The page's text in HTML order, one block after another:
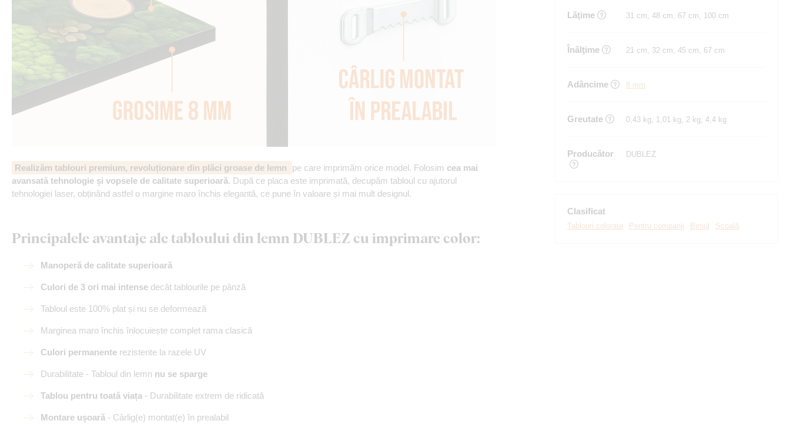
Realizăm tablouri premium, revoluționare din plăci groase de lemn pe care imprimăm orice model. Folosim cea mai
avansată tehnologie și vopsele de calitate superioară. După ce placa este imprimată, decupăm tabloul cu ajutorul
tehnologiei laser, obținând astfel o margine maro închis elegantă, ce pune în valoare și mai mult designul.
Principalele avantaje ale tabloului din lemn DUBLEZ cu imprimare color:
Manoperă de calitate superioară
Culori de 3 ori mai intense decât tablourile pe pânză
Tabloul este 100% plat și nu se deformează
Marginea maro închis înlocuiește complet rama clasică
Culori permanente rezistente la razele UV
Durabilitate - Tabloul din lemn nu se sparge
Tablou pentru toată viața - Durabilitate extrem de ridicată
Montare ușoară - Cârlig(e) montat(e) în prealabil
Lăţime 31 cm, 48 cm, 67 cm, 100 cm
Înălţime 21 cm, 32 cm, 45 cm, 67 cm
Adâncime 8 mm
Greutate 0,43 kg, 1,01 kg, 2 kg, 4,4 kg
Producător DUBLEZ
Clasificat
Tablouri colorate Pentru companii Biroul Școală